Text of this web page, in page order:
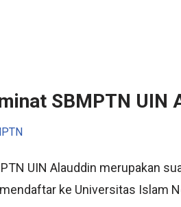
SBMPTN UIN
UIN Alauddin merupakan
ke Universitas Islam